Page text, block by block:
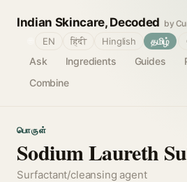
Indian Skincare, Decoded by
Ask Ingredients Guides
Combine
EN हिंदी Hinglish தமிழ்
பொருள்
Sodium Laureth
Surfactant/cleansing agent